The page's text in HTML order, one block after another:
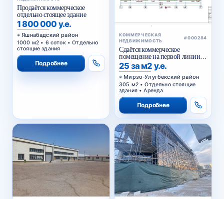
Продаётся коммерческое
отдельно стоящее здание
1 800 000 у.е.
Яшнабадский район
1000 м2 • 6 соток • Отдельно
стоящие здания
Подробнее
КОММЕРЧЕСКАЯ
НЕДВИЖИМОСТЬ
#000284
Сдаётся коммерческое
помещение на первой линии
Сайрам
25 за м2 у.е.
Мирзо-Улугбекский район
305 м2 • Отдельно стоящие
здания • Аренда
Подробнее